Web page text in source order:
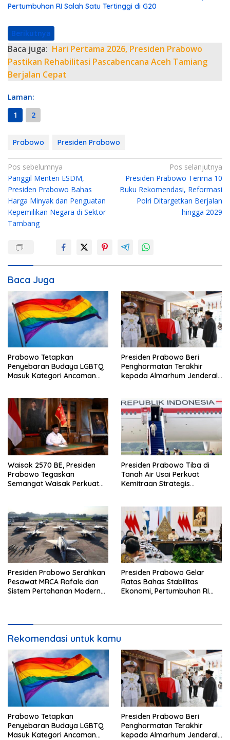
Pertumbuhan RI Salah Satu Tertinggi di G20
Berikutnya
Baca juga: Hari Pertama 2026, Presiden Prabowo
Pastikan Rehabilitasi Pascabencana Aceh Tamiang
Berjalan Cepat
Laman:
1
2
Prabowo Presiden Prabowo
N
a
v
i
g
i
p
s
Pos sebelumnya
Panggil Menteri ESDM,
Presiden Prabowo Bahas
Harga Minyak dan Penguatan
Kepemilikan Negara di Sektor
Tambang
Pos selanjutnya
Presiden Prabowo Terima 10
Buku Rekomendasi, Reformasi
Polri Ditargetkan Berjalan
hingga 2029
Baca Juga
Prabowo Tetapkan
Penyebaran Budaya LGBTQ
Masuk Kategori Ancaman
Presiden Prabowo Beri
Penghormatan Terakhir
kepada Almarhum Jenderal
Waisak 2570 BE, Presiden
Prabowo Tegaskan
Semangat Waisak Perkuat
Presiden Prabowo Tiba di
Tanah Air Usai Perkuat
Kemitraan Strategis
Presiden Prabowo Serahkan
Pesawat MRCA Rafale dan
Sistem Pertahanan Modern
Presiden Prabowo Gelar
Ratas Bahas Stabilitas
Ekonomi, Pertumbuhan RI
Rekomendasi untuk kamu
Prabowo Tetapkan
Penyebaran Budaya LGBTQ
Masuk Kategori Ancaman
Presiden Prabowo Beri
Penghormatan Terakhir
kepada Almarhum Jenderal